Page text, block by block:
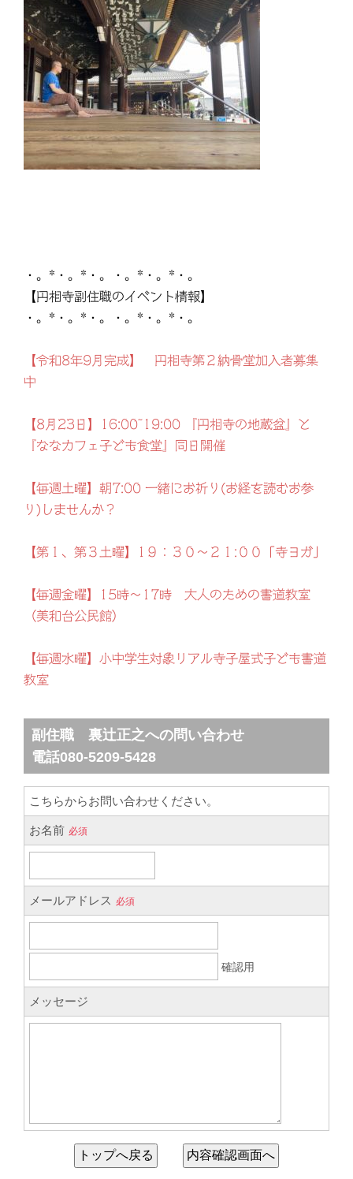
・。*・。*・。・。*・。*・。
【円相寺副住職のイベント情報】
・。*・。*・。・。*・。*・。
【令和8年9月完成】 円相寺第２納骨堂加入者募集
中
【8月23日】16:00~19:00 『円相寺の地蔵盆』と
『ななカフェ子ども食堂』同日開催
【毎週土曜】朝7:00 一緒にお祈り(お経を読むお参
り)しませんか？
【第１、第３土曜】1９：３０～２１:００「寺ヨガ」
【毎週金曜】15時～17時 大人のための書道教室
（美和台公民館）
【毎週水曜】小中学生対象リアル寺子屋式子ども書道
教室